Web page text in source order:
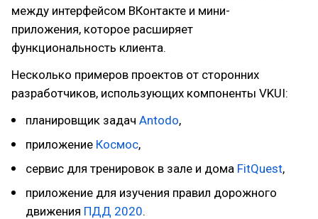
между интерфейсом ВКонтакте и мини-
приложения, которое расширяет
функциональность клиента.
Несколько примеров проектов от сторонних
разработчиков, использующих компоненты VKUI:
планировщик задач Antodo,
приложение Космос,
сервис для тренировок в зале и дома FitQuest,
приложение для изучения правил дорожного
движения ПДД 2020.